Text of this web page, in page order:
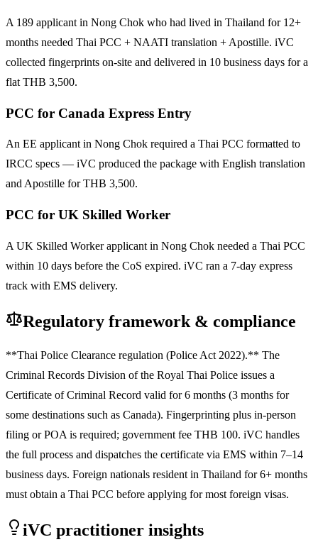
A 189 applicant in Nong Chok who had lived in Thailand for 12+
months needed Thai PCC + NAATI translation + Apostille. iVC
collected fingerprints on-site and delivered in 10 business days for a
flat THB 3,500.
PCC for Canada Express Entry
An EE applicant in Nong Chok required a Thai PCC formatted to
IRCC specs — iVC produced the package with English translation
and Apostille for THB 3,500.
PCC for UK Skilled Worker
A UK Skilled Worker applicant in Nong Chok needed a Thai PCC
within 10 days before the CoS expired. iVC ran a 7-day express
track with EMS delivery.
Regulatory framework & compliance
**Thai Police Clearance regulation (Police Act 2022).** The
Criminal Records Division of the Royal Thai Police issues a
Certificate of Criminal Record valid for 6 months (3 months for
some destinations such as Canada). Fingerprinting plus in-person
filing or POA is required; government fee THB 100. iVC handles
the full process and dispatches the certificate via EMS within 7–14
business days. Foreign nationals resident in Thailand for 6+ months
must obtain a Thai PCC before applying for most foreign visas.
iVC practitioner insights